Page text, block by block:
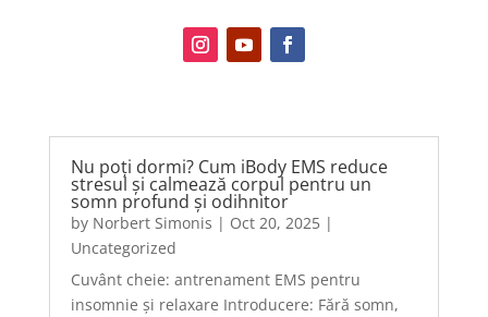
Nu poți dormi? Cum iBody EMS reduce
stresul și calmează corpul pentru un
somn profund și odihnitor
by Norbert Simonis | Oct 20, 2025|
Uncategorized
Cuvânt cheie: antrenament EMS pentru
insomnie și relaxare Introducere: Fără somn,